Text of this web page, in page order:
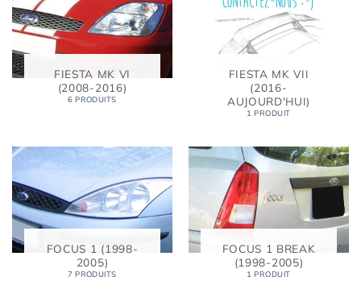
FIESTA MK VI
(2008-2016)
6 PRODUITS
FIESTA MK VII
(2016-
AUJOURD'HUI)
1 PRODUIT
FOCUS 1 (1998-
2005)
7 PRODUITS
FOCUS 1 BREAK
(1998-2005)
1 PRODUIT